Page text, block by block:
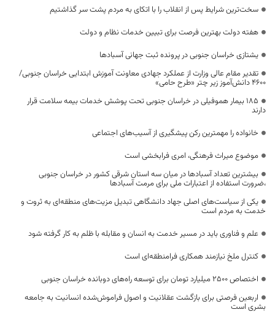
سخت‌ترین شرایط پس از انقلاب را با اتکای به مردم پشت سر گذاشتیم
هفته دولت بهترین فرصت برای تبیین خدمات نظام و دولت
یشتازی خراسان جنوبی در پرونده ثبت جهانی آسبادها
تقدیر مقام عالی وزارت از عملکرد جهادی معاونت آموزش ابتدایی خراسان جنوبی/
۴۶۰۰ دانش‌آموز زیر چتر «طرح حامی»
۱۸۵ بیمار هموفیلی در خراسان جنوبی تحت پوشش خدمات بیمه سلامت قرار
دارند
خانواده را مهمترین رکن پیشگیری از آسیب‌های اجتماعی
موضوع میراث فرهنگی، امری فرابخشی است
بیشترین تعداد آسبادها در میان سه استان شرقی کشور در خراسان جنوبی
،ضرورت استفاده از اعتبارات ملی برای مرمت آسبادها
یکی از سیاست‌های اصلی جهاد دانشگاهی تبدیل مزیت‌های منطقه‌ای به ثروت و
خدمت به مردم است
علم و فناوری باید در مسیر خدمت به انسان و مقابله با ظلم به کار گرفته شود
کنترل ملخ نیازمند همکاری فرامنطقه‌ای است
اختصاص 2500 میلیارد تومان برای توسعه راه‌های دوبانده خراسان جنوبی
اربعین فرصتی برای بازگشت عقلانیت و اصول فراموش‌شده انسانیت به جامعه
بشری است